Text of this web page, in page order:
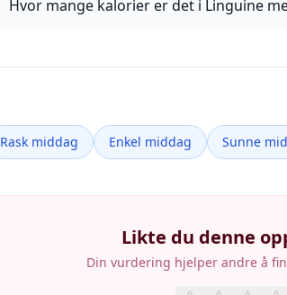
Hvor mange kalorier er det i Linguine
Rask middag Enkel middag Sunne
Likte du denne
Din vurdering hjelper andre å